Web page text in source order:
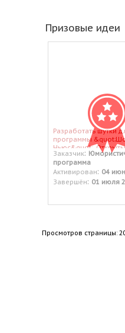
Призовые идеи
Разработать шутки
программы
Ньюс&quot;.
тестовый заказ для
которые еще не
свои силы в этих
Заказчик:
программа
Активирован: 04
Завершён: 01 июля
Просмотров страницы: